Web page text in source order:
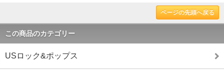
ページの先頭へ戻る
この商品のカテゴリー
USロック&ポップス